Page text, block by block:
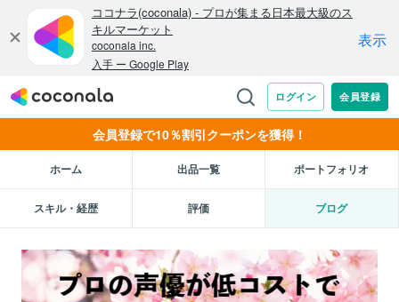
会員登録で10％割引クーポンを獲得！
ホーム 出品一覧 ポートフォリオ
スキル・経歴 評価 ブログ